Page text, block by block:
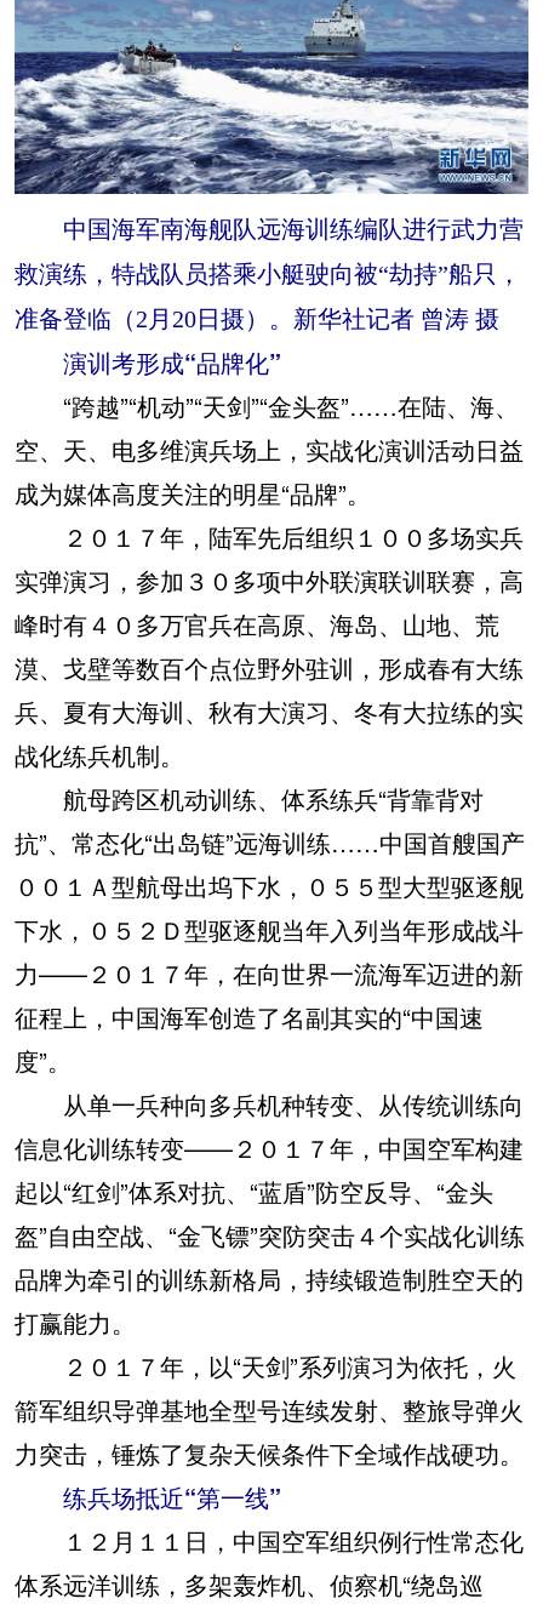
中国海军南海舰队远海训练编队进行武力营
救演练，特战队员搭乘小艇驶向被“劫持”船只，
准备登临（2月20日摄）。新华社记者 曾涛 摄
演训考形成“品牌化”
“跨越”“机动”“天剑”“金头盔”……在陆、海、
空、天、电多维演兵场上，实战化演训活动日益
成为媒体高度关注的明星“品牌”。
２０１７年，陆军先后组织１００多场实兵
实弹演习，参加３０多项中外联演联训联赛，高
峰时有４０多万官兵在高原、海岛、山地、荒
漠、戈壁等数百个点位野外驻训，形成春有大练
兵、夏有大海训、秋有大演习、冬有大拉练的实
战化练兵机制。
航母跨区机动训练、体系练兵“背靠背对
抗”、常态化“出岛链”远海训练……中国首艘国产
００１Ａ型航母出坞下水，０５５型大型驱逐舰
下水，０５２Ｄ型驱逐舰当年入列当年形成战斗
力——２０１７年，在向世界一流海军迈进的新
征程上，中国海军创造了名副其实的“中国速
度”。
从单一兵种向多兵机种转变、从传统训练向
信息化训练转变——２０１７年，中国空军构建
起以“红剑”体系对抗、“蓝盾”防空反导、“金头
盔”自由空战、“金飞镖”突防突击４个实战化训练
品牌为牵引的训练新格局，持续锻造制胜空天的
打赢能力。
２０１７年，以“天剑”系列演习为依托，火
箭军组织导弹基地全型号连续发射、整旅导弹火
力突击，锤炼了复杂天候条件下全域作战硬功。
练兵场抵近“第一线”
１２月１１日，中国空军组织例行性常态化
体系远洋训练，多架轰炸机、侦察机“绕岛巡